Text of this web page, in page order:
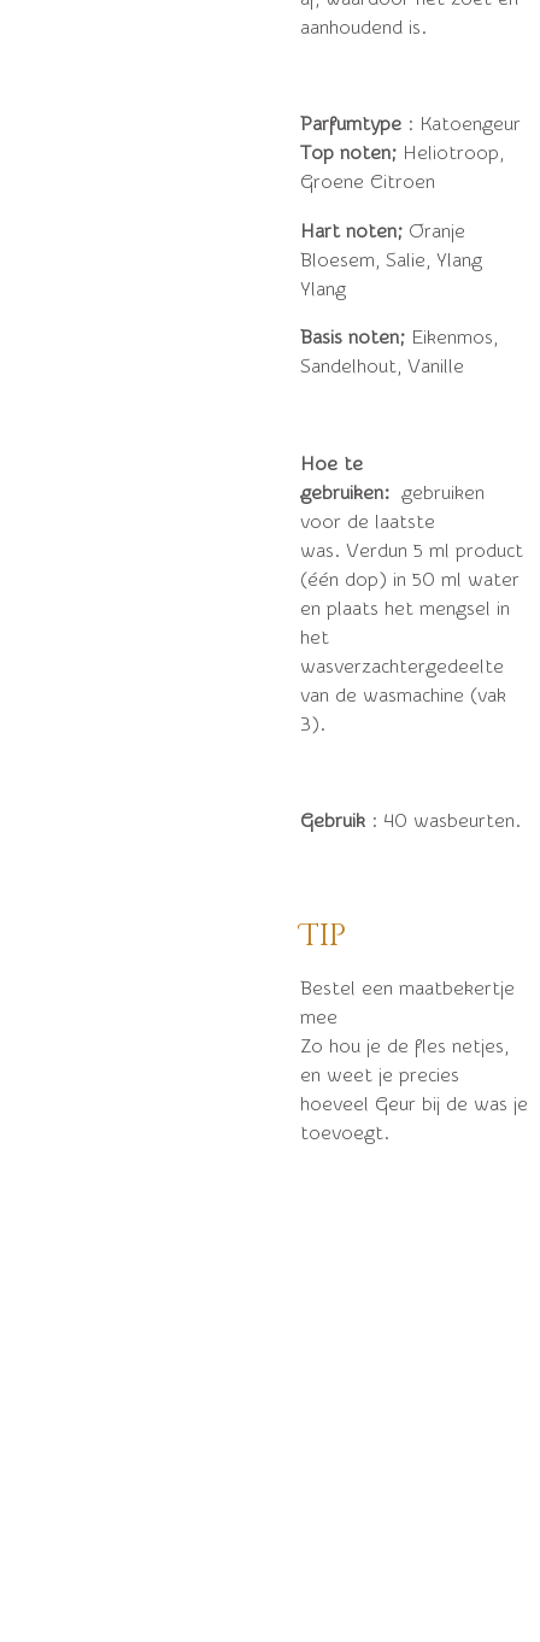
aanhoudend is.
Parfumtype : Katoengeur
Top noten; Heliotroop,
Groene Citroen
Hart noten; Oranje
Bloesem, Salie, Ylang
Ylang
Basis noten; Eikenmos,
Sandelhout, Vanille
Hoe te
gebruiken: gebruiken
voor de laatste
was. Verdun 5 ml product
(één dop) in 50 ml water
en plaats het mengsel in
het
wasverzachtergedeelte
van de wasmachine (vak
3).
Gebruik : 40 wasbeurten.
Tip
Bestel een maatbekertje
mee
Zo hou je de fles netjes,
en weet je precies
hoeveel Geur bij de was je
toevoegt.